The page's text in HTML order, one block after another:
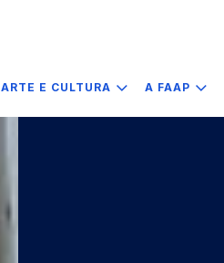
ARTE E CULTURA A FAAP